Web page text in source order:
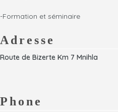
-Formation et séminaire
Adresse
Route de Bizerte Km 7 Mnihla
Phone